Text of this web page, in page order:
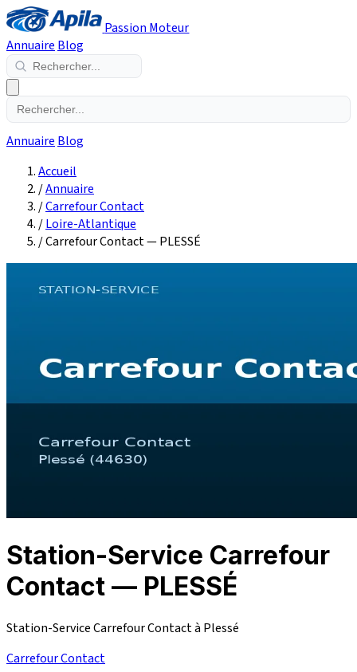
Passion Moteur
Annuaire Blog
Annuaire Blog
Accueil
/Annuaire
/Carrefour Contact
/Loire-Atlantique
/Carrefour Contact — PLESSÉ
Station-Service Carrefour
Contact — PLESSÉ
Station-Service Carrefour Contact à Plessé
Carrefour Contact